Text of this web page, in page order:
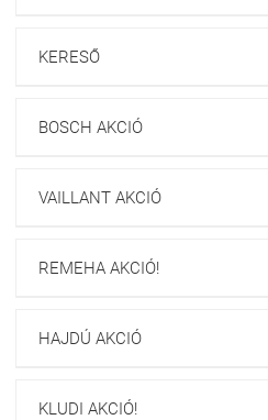
KERESŐ
BOSCH AKCIÓ
VAILLANT AKCIÓ
REMEHA AKCIÓ!
HAJDÚ AKCIÓ
KLUDI AKCIÓ!